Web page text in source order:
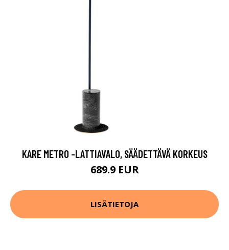
KARE METRO -LATTIAVALO, SÄÄDETTÄVÄ KORKEUS
689.9 EUR
LISÄTIETOJA